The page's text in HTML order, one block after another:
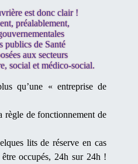
est donc clair !
préalablement,
publics de Santé
aux secteurs
social et médico-social.
qu’une « entreprise de
de fonctionnement de
lits de réserve en cas
occupés, 24h sur 24h !